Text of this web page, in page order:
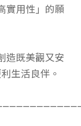
實用性」的願
造既美觀又安
生活良伴。